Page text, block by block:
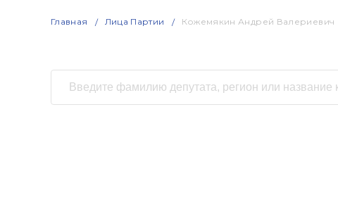
Главная Лица Партии Кожемякин Андрей Валериевич